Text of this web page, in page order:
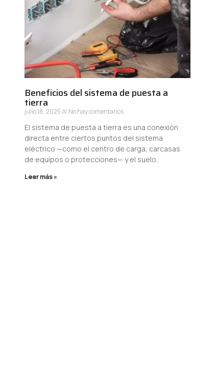
Beneficios del sistema de puesta a
tierra
julio 18, 2025 No hay comentarios
El sistema de puesta a tierra es una conexión
directa entre ciertos puntos del sistema
eléctrico —como el centro de carga, carcasas
de equipos o protecciones— y el suelo.
Leer más »